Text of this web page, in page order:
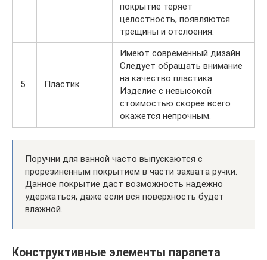
покрытие теряет
целостность, появляются
трещины и отслоения.
5 Пластик
Имеют современный дизайн.
Следует обращать внимание
на качество пластика.
Изделие с невысокой
стоимостью скорее всего
окажется непрочным.
Поручни для ванной часто выпускаются с
прорезиненным покрытием в части захвата ручки.
Данное покрытие даст возможность надежно
удержаться, даже если вся поверхность будет
влажной.
Конструктивные элементы парапета